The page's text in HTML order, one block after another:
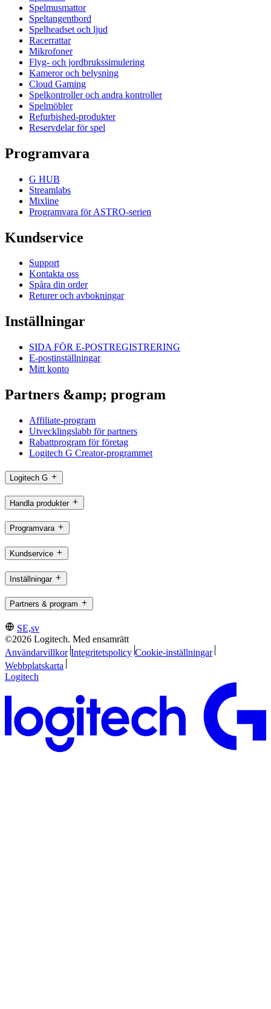
Spelmusmattor
Speltangentbord
Spelheadset och ljud
Racerrattar
Mikrofoner
Flyg- och jordbrukssimulering
Kameror och belysning
Cloud Gaming
Spelkontroller och andra kontroller
Spelmöbler
Refurbished-produkter
Reservdelar för spel
Programvara
G HUB
Streamlabs
Mixline
Programvara för ASTRO-serien
Kundservice
Support
Kontakta oss
Spåra din order
Returer och avbokningar
Inställningar
SIDA FÖR E-POSTREGISTRERING
E-postinställningar
Mitt konto
Partners &amp; program
Affiliate-program
Utvecklingslabb för partners
Rabattprogram för företag
Logitech G Creator-programmet
Logitech G
Handla produkter
Programvara
Kundservice
Inställningar
Partners & program
SE,sv
©2026 Logitech. Med ensamrätt
Användarvillkor Integritetspolicy Cookie-inställningar
Webbplatskarta
Logitech